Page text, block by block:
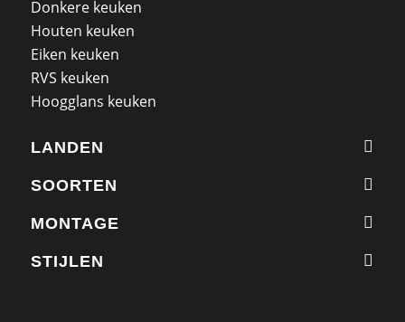
Donkere keuken
Houten keuken
Eiken keuken
RVS keuken
Hoogglans keuken
LANDEN
SOORTEN
MONTAGE
STIJLEN